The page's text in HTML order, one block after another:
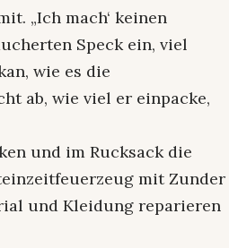
„Ich mach‘ keinen
Speck ein, viel
wie es die
ab, wie viel er einpacke,
und im Rucksack die
mit Zunder
und Kleidung reparieren